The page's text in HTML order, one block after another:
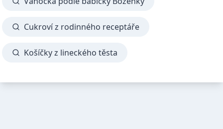
Cukroví z rodinného receptáře
Košíčky z lineckého těsta